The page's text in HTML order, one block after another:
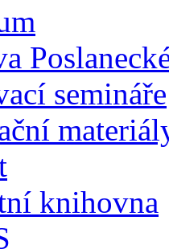
semináře
knihovna